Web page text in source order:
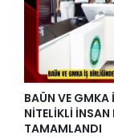
BAÜN VE GMKA
NİTELİKLİ
TAMAMLANDI